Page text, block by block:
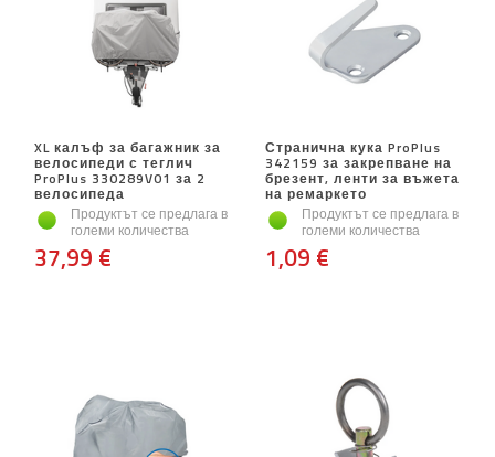
XL калъф за багажник за
велосипеди с теглич
ProPlus 330289V01 за 2
велосипеда
Продуктът се предлага в
големи количества
37,99 €
Странична кука ProPlus
342159 за закрепване на
брезент, ленти за въжета
на ремаркето
Продуктът се предлага в
големи количества
1,09 €